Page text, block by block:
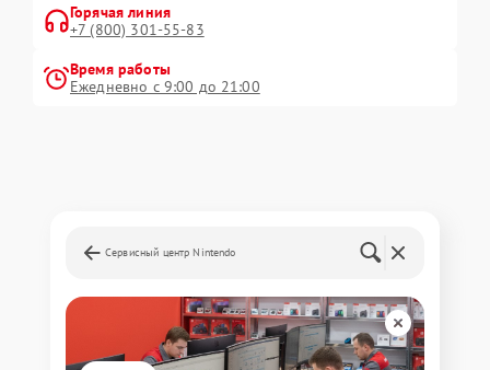
Горячая линия
+7 (800) 301-55-83
Время работы
Ежедневно с 9:00 до 21:00
Сервисный центр Nintendo